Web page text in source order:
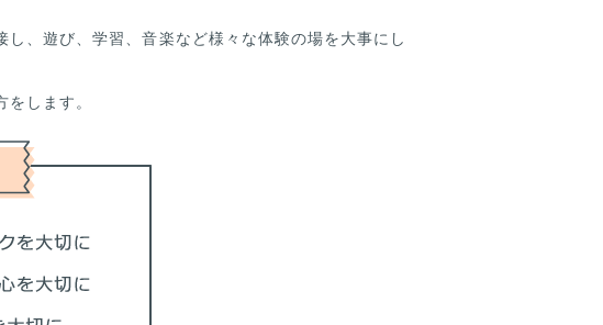
、遊び、学習、音楽など様々な体験の場を大事にし
します。